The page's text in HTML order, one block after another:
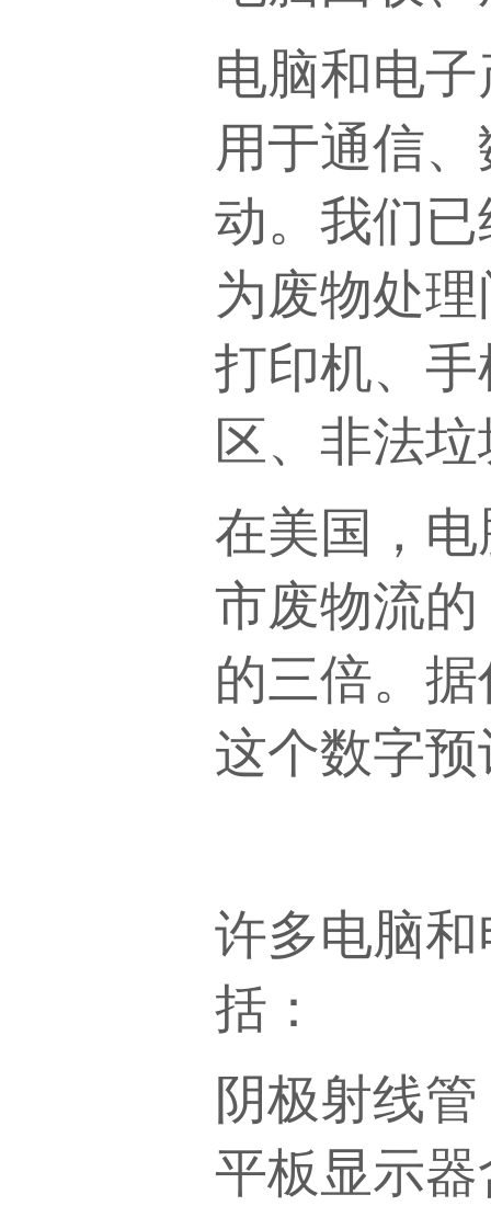
电脑和电
用于通信
动。我们
为废物处
打印机、
区、非法
在美国，
市废物流的
的三倍。
这个数字
许多电脑
括：
阴极射线管
平板显示